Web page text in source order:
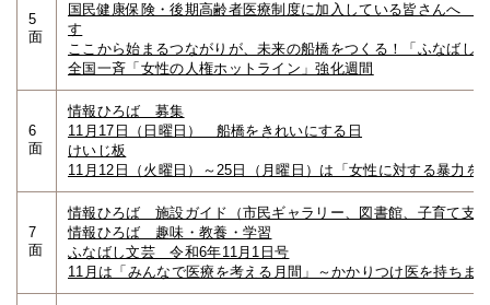
5
面
国民健康保険・後期高齢者医療制度に加入している皆さんへ
す
ここから始まるつながりが、未来の船橋をつくる！「ふなばし
全国一斉「女性の人権ホットライン」強化週間
6
面
情報ひろば 募集
11月17日（日曜日） 船橋をきれいにする日
けいじ板
11月12日（火曜日）～25日（月曜日）は「女性に対する暴力を
7
面
情報ひろば 施設ガイド（市民ギャラリー、図書館、子育て支
情報ひろば 趣味・教養・学習
ふなばし文芸 令和6年11月1日号
11月は「みんなで医療を考える月間」～かかりつけ医を持ちま